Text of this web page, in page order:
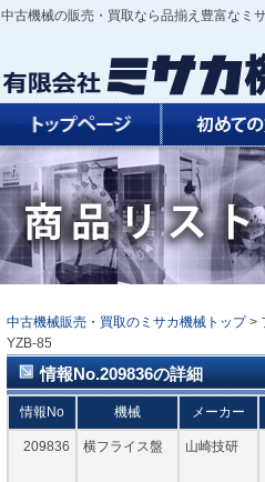
中古機械の販売・買取なら品揃え豊富なミ
中古機械販売・買取のミサカ機械トップ >
YZB-85
情報No.209836の詳細
情報No 機械 メーカー
209836 横フライス盤 山崎技研